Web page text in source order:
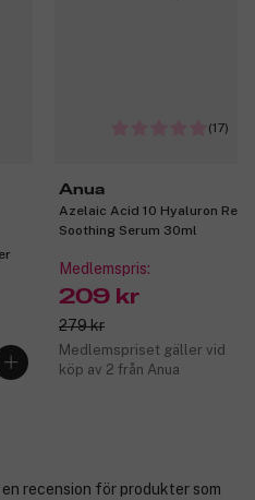
(17)
Anua
Azelaic Acid 10 Hyaluron
Soothing Serum 30ml
Medlemspris:
209 kr
279 kr
Medlemspriset gäller vid
köp av 2 från Anua
recension för produkter som